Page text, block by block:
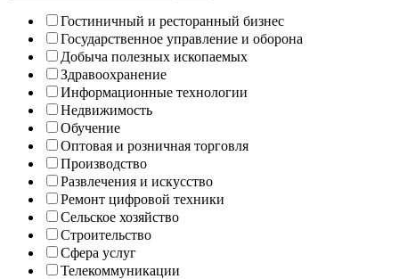
Гостиничный и ресторанный бизнес
Государственное управление и оборона
Добыча полезных ископаемых
Здравоохранение
Информационные технологии
Недвижимость
Обучение
Оптовая и розничная торговля
Производство
Развлечения и искусство
Ремонт цифровой техники
Сельское хозяйство
Строительство
Сфера услуг
Телекоммуникации